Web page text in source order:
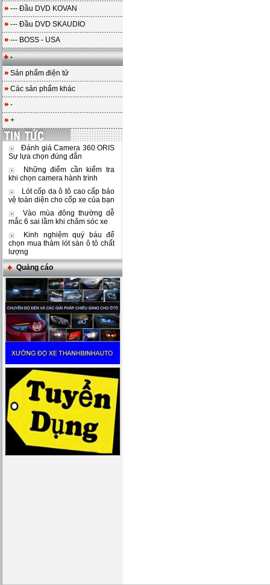
--- Đầu DVD KOVAN
--- Đầu DVD SKAUDIO
--- BOSS - USA
-
Sản phẩm điện tử
Các sản phẩm khác
-
+
Đánh giá Camera 360 ORIS
Sự lựa chọn đúng đắn
Những điểm cần kiểm tra
khi chọn camera hành trình
Lót cốp da ô tô cao cấp bảo
vệ toàn diện cho cốp xe của bạn
Vào mùa đông thường dễ
mắc 6 sai lầm khi chăm sóc xe
Kinh nghiệm quý báu để
chọn mua thảm lót sàn ô tô chất
lượng
Quảng cáo